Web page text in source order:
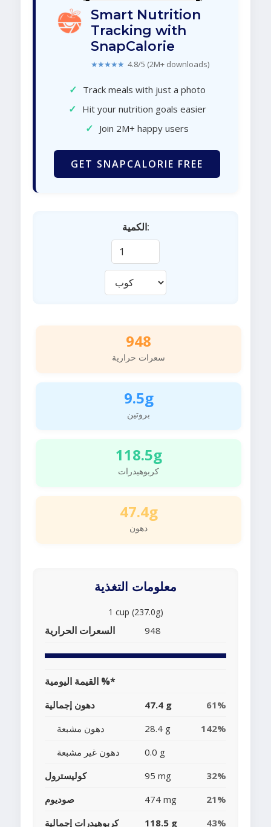
Smart Nutrition
Tracking with
SnapCalorie
★★★★★ 4.8/5 (2M+ downloads)
✓ Track meals with just a photo
✓ Hit your nutrition goals easier
✓ Join 2M+ happy users
GET SNAPCALORIE FREE
الكمية:
948
سعرات حرارية
9.5g
بروتين
118.5g
كربوهيدرات
47.4g
دهون
معلومات التغذية
1 cup (237.0g)
السعرات الحرارية 948
القيمة اليومية %*
دهون إجمالية 47.4 g
61%
دهون مشبعة
28.4 g
142%
دهون غير مشبعة
0.0 g
كوليسترول
95 mg
32%
صوديوم
474 mg
21%
كربوهيدرات إجمالية
118.5 g 43%